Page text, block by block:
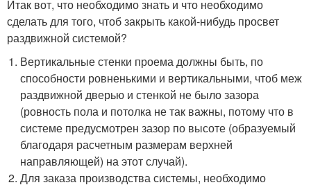
Итак вот, что необходимо знать и что необходимо
сделать для того, чтоб закрыть какой-нибудь просвет
раздвижной системой?
Вертикальные стенки проема должны быть, по
способности ровненькими и вертикальными, чтоб меж
раздвижной дверью и стенкой не было зазора
(ровность пола и потолка не так важны, потому что в
системе предусмотрен зазор по высоте (образуемый
благодаря расчетным размерам верхней
направляющей) на этот случай).
Для заказа производства системы, необходимо